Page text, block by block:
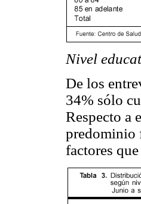
Nivel
De los
34% sólo
Respecto a
predominio
factores